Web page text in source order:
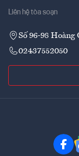
Liên hệ tòa soạn
Số 96-98
02437552050